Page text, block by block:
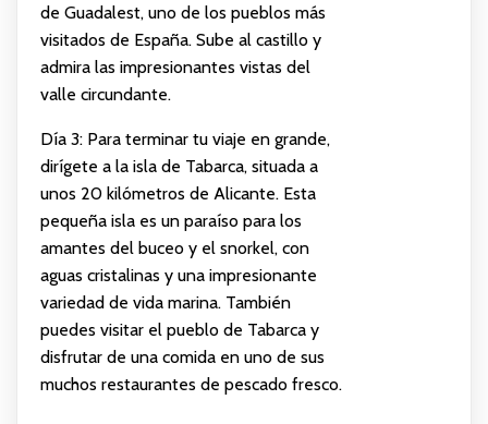
de Guadalest, uno de los pueblos más
visitados de España. Sube al castillo y
admira las impresionantes vistas del
valle circundante.
Día 3: Para terminar tu viaje en grande,
dirígete a la isla de Tabarca, situada a
unos 20 kilómetros de Alicante. Esta
pequeña isla es un paraíso para los
amantes del buceo y el snorkel, con
aguas cristalinas y una impresionante
variedad de vida marina. También
puedes visitar el pueblo de Tabarca y
disfrutar de una comida en uno de sus
muchos restaurantes de pescado fresco.